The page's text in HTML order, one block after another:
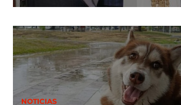
NOTICIAS